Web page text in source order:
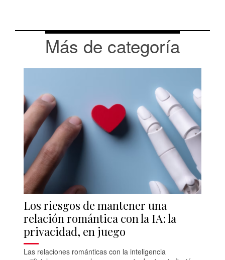
Más de categoría
Los riesgos de mantener una
relación romántica con la IA: la
privacidad, en juego
Las relaciones románticas con la inteligencia